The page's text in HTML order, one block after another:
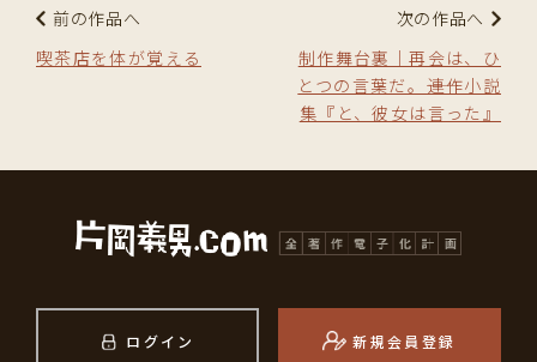
前の作品へ
喫茶店を体が覚える
次の作品へ
制作舞台裏｜再会は、ひ
とつの言葉だ。――連作小説
集『と、彼女は言った』
ログイン 新規会員登録